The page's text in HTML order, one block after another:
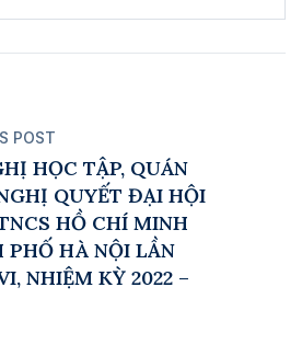
POST
HỌC TẬP, QUÁN
QUYẾT ĐẠI HỘI
HỒ CHÍ MINH
PHỐ HÀ NỘI LẦN
NHIỆM KỲ 2022 –